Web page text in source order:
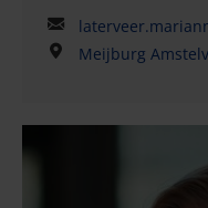
opgebouwd die in
bedrijfstakken
bij expats,
Meijburg